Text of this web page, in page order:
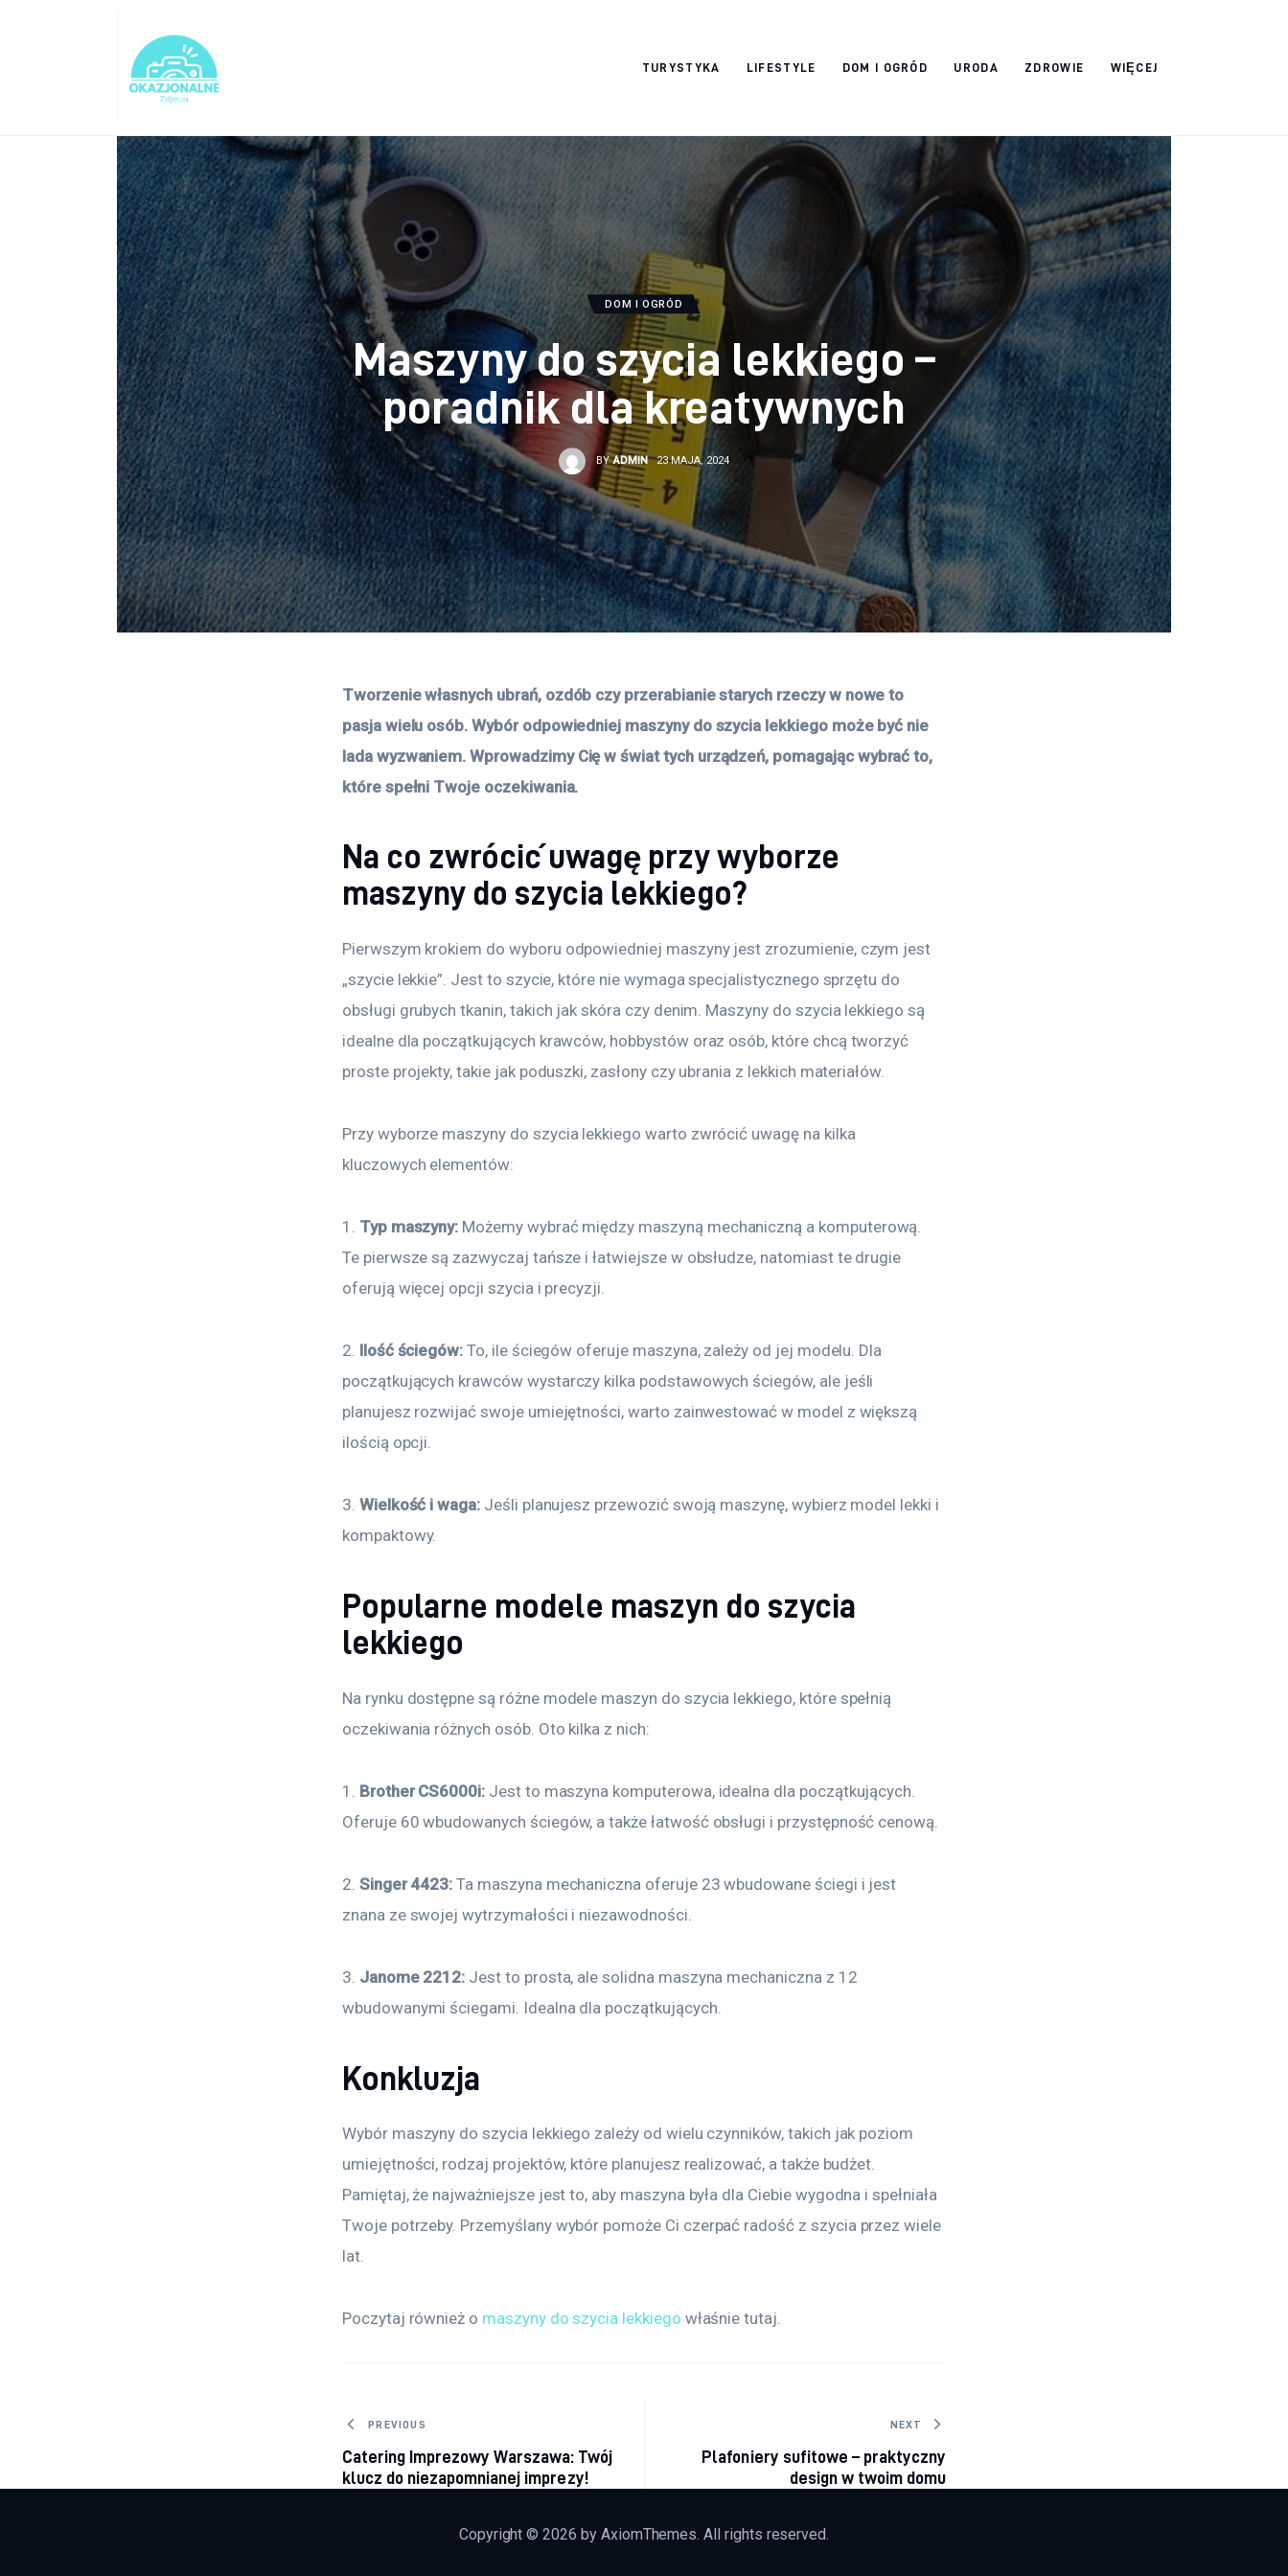
TURYSTYKA LIFESTYLE DOM I OGRÓD URODA ZDROWIE WIĘCEJ
okazjonalne-
DOM I OGRÓD
Maszyny do szycia lekkiego –
poradnik dla kreatywnych
BY ADMIN 23 MAJA, 2024
Tworzenie własnych ubrań, ozdób czy przerabianie starych rzeczy w nowe to
pasja wielu osób. Wybór odpowiedniej maszyny do szycia lekkiego może być nie
lada wyzwaniem. Wprowadzimy Cię w świat tych urządzeń, pomagając wybrać to,
które spełni Twoje oczekiwania.
Na co zwrócić uwagę przy wyborze
maszyny do szycia lekkiego?
Pierwszym krokiem do wyboru odpowiedniej maszyny jest zrozumienie, czym jest
„szycie lekkie”. Jest to szycie, które nie wymaga specjalistycznego sprzętu do
obsługi grubych tkanin, takich jak skóra czy denim. Maszyny do szycia lekkiego są
idealne dla początkujących krawców, hobbystów oraz osób, które chcą tworzyć
proste projekty, takie jak poduszki, zasłony czy ubrania z lekkich materiałów.
Przy wyborze maszyny do szycia lekkiego warto zwrócić uwagę na kilka
kluczowych elementów:
1. Typ maszyny: Możemy wybrać między maszyną mechaniczną a komputerową.
Te pierwsze są zazwyczaj tańsze i łatwiejsze w obsłudze, natomiast te drugie
oferują więcej opcji szycia i precyzji.
2. Ilość ściegów: To, ile ściegów oferuje maszyna, zależy od jej modelu. Dla
początkujących krawców wystarczy kilka podstawowych ściegów, ale jeśli
planujesz rozwijać swoje umiejętności, warto zainwestować w model z większą
ilością opcji.
3. Wielkość i waga: Jeśli planujesz przewozić swoją maszynę, wybierz model lekki i
kompaktowy.
Popularne modele maszyn do szycia
lekkiego
Na rynku dostępne są różne modele maszyn do szycia lekkiego, które spełnią
oczekiwania różnych osób. Oto kilka z nich:
1. Brother CS6000i: Jest to maszyna komputerowa, idealna dla początkujących.
Oferuje 60 wbudowanych ściegów, a także łatwość obsługi i przystępność cenową.
2. Singer 4423: Ta maszyna mechaniczna oferuje 23 wbudowane ściegi i jest
znana ze swojej wytrzymałości i niezawodności.
3. Janome 2212: Jest to prosta, ale solidna maszyna mechaniczna z 12
wbudowanymi ściegami. Idealna dla początkujących.
Konkluzja
Wybór maszyny do szycia lekkiego zależy od wielu czynników, takich jak poziom
umiejętności, rodzaj projektów, które planujesz realizować, a także budżet.
Pamiętaj, że najważniejsze jest to, aby maszyna była dla Ciebie wygodna i spełniała
Twoje potrzeby. Przemyślany wybór pomoże Ci czerpać radość z szycia przez wiele
lat.
Poczytaj również o maszyny do szycia lekkiego właśnie tutaj.
Nawigacja
wpisu
PREVIOUS
Catering Imprezowy Warszawa: Twój
klucz do niezapomnianej imprezy!
NEXT
Plafoniery sufitowe – praktyczny
design w twoim domu
Copyright © 2026 by AxiomThemes. All rights reserved.